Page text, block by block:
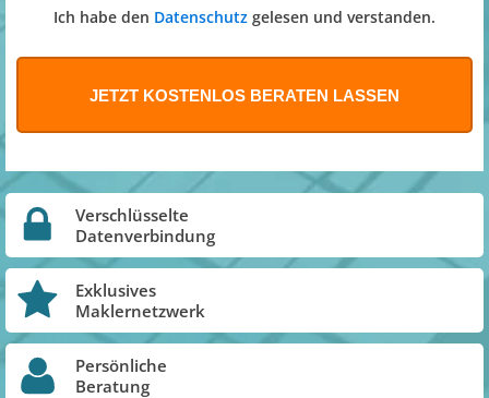
Ich habe den Datenschutz gelesen und verstanden.
Verschlüsselte
Datenverbindung
Exklusives
Maklernetzwerk
Persönliche
Beratung